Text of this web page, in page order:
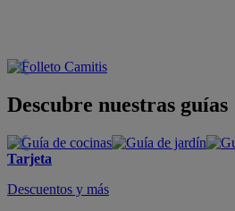
Descubre nuestras guías
Tarjeta
Descuentos y más